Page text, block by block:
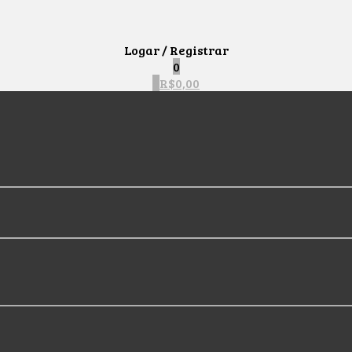
Logar / Registrar
0
R$0,00